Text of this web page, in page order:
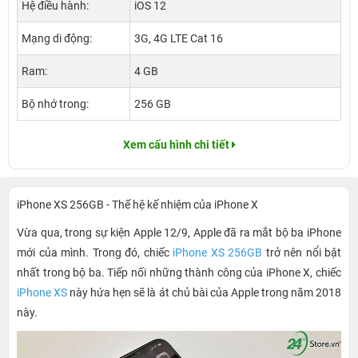
Hệ điều hành: iOS 12
Mạng di động: 3G, 4G LTE Cat 16
Ram: 4 GB
Bộ nhớ trong: 256 GB
Xem cấu hình chi tiết
iPhone XS 256GB - Thế hệ kế nhiệm của iPhone X
Vừa qua, trong sự kiện Apple 12/9, Apple đã ra mắt bộ ba iPhone
mới của mình. Trong đó, chiếc iPhone XS 256GB trở nên nổi bật
nhất trong bộ ba. Tiếp nối những thành công của iPhone X, chiếc
iPhone XS này hứa hẹn sẽ là át chủ bài của Apple trong năm 2018
này.